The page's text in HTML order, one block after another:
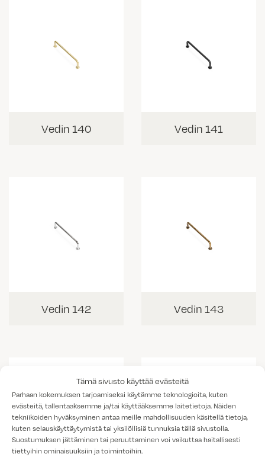
Tämä sivusto käyttää evästeitä
Parhaan kokemuksen tarjoamiseksi käytämme teknologioita, kuten
evästeitä, tallentaaksemme ja/tai käyttääksemme laitetietoja. Näiden
tekniikoiden hyväksyminen antaa meille mahdollisuuden käsitellä tietoja,
kuten selauskäyttäytymistä tai yksilöllisiä tunnuksia tällä sivustolla.
Suostumuksen jättäminen tai peruuttaminen voi vaikuttaa haitallisesti
tiettyihin ominaisuuksiin ja toimintoihin.
Vedin 140 Vedin 141
Vedin 142 Vedin 143